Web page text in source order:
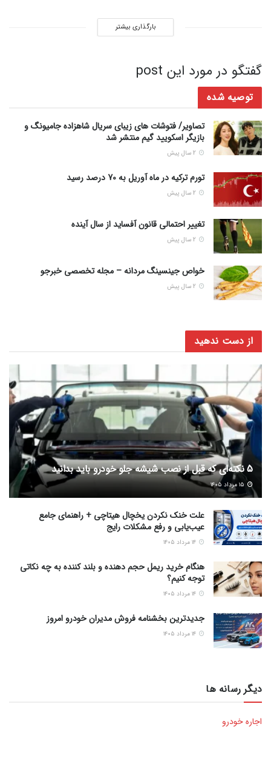
بارگذاری بیشتر
گفتگو در مورد این post
توصیه شده
تصاویر/ فتوشات های زیبای سریال شاهزاده جامیونگ و
بازیگر اسکویید گیم منتشر شد
تورم ترکیه در ماه آوریل به 70 درصد رسید
تغییر احتمالی قانون آفساید از سال آینده
خواص جینسینگ مردانه – مجله تخصصی خبرجو
از دست ندهید
5 نکته‌ای که قبل از نصب شیشه جلو خودرو باید بدانید
علت خنک نکردن یخچال هیتاچی + راهنمای جامع
عیب‌یابی و رفع مشکلات رایج
هنگام خرید ریمل حجم دهنده و بلند کننده به چه نکاتی
توجه کنیم؟
جدیدترین بخشنامه فروش مدیران خودرو امروز
دیگر رسانه ها
اجاره خودرو